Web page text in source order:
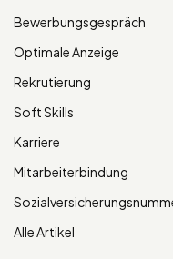
Bewerbungsgespräch
Optimale Anzeige
Rekrutierung
Soft Skills
Karriere
Mitarbeiterbindung
Alle Artikel